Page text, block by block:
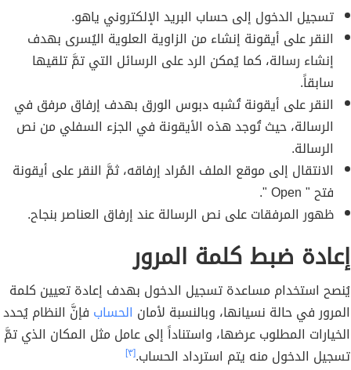
تسجيل الدخول إلى حساب البريد الإلكتروني ياهو.
النقر على أيقونة إنشاء من الزاوية العلوية اليُسرى بهدف
إنشاء رسالة، كما يُمكن الرد على الرسائل التي تمَّ تلقيها
سابقاً.
النقر على أيقونة تُشبه دبوس الورق بهدف إرفاق مرفق في
الرسالة، حيث تُوجد هذه الأيقونة في الجزء السفلي من نص
الرسالة.
الانتقال إلى موقع الملف المُراد إرفاقه، ثمَّ النقر على أيقونة
فتح " Open ".
ظهور المرفقات على نص الرسالة عند إرفاق العناصر بنجاح.
إعادة ضبط كلمة المرور
يُنصح استخدام مساعدة تسجيل الدخول بهدف إعادة تعيين كلمة
المرور في حالة نسيانها، وبالنسبة لأمان الحساب فإنَّ النظام يُحدد
الخيارات المطلوب عرضها، واستناداً إلى عامل مثل المكان الذي تمَّ
تسجيل الدخول منه يتم استرداد الحساب.[٣]